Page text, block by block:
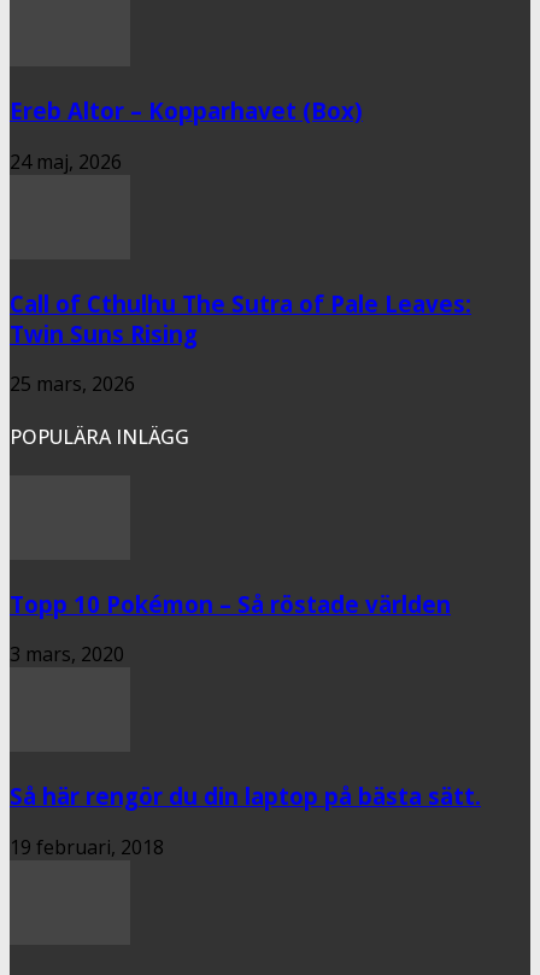
Ereb Altor – Kopparhavet (Box)
24 maj, 2026
Call of Cthulhu The Sutra of Pale Leaves:
Twin Suns Rising
25 mars, 2026
POPULÄRA INLÄGG
Topp 10 Pokémon – Så röstade världen
3 mars, 2020
Så här rengör du din laptop på bästa sätt.
19 februari, 2018